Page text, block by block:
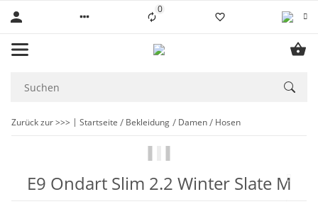
0Liste ist leer
Zurück zur >>> Startseite Bekleidung Damen Hosen
E9 Ondart Slim 2.2 Winter Slate M